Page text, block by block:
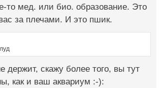
то мед. или био. образование. Это
за плечами. И это пшик.
держит, скажу более того, вы тут
как и ваш аквариум :-):